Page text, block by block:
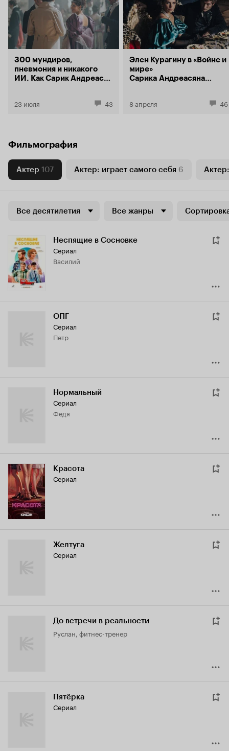
300 мундиров,
пневмония и никакого
ИИ. Как Сарик Андреасян
23 июля 43
Элен Курагину в «Войне и
мире»
Сарика Андреасяна
8 апреля 46
Фильмография
Актер 107 Актер: играет самого себя 6
Все десятилетия Все жанры
Неспящие в Сосновке
Сериал
Василий
ОПГ
Сериал
Петр
Нормальный
Сериал
Федя
Красота
Сериал
Желтуга
Сериал
До встречи в реальности
Руслан, фитнес-тренер
Пятёрка
Сериал